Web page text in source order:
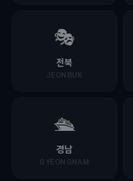
🎭
전북
JEONBUK
🛳️
경남
GYEONGNAM